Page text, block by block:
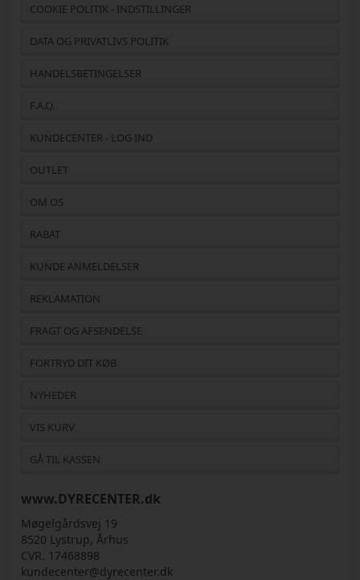
COOKIE POLITIK - INDSTILLINGER
DATA OG PRIVATLIVS POLITIK
HANDELSBETINGELSER
F.A.Q.
KUNDECENTER - LOG IND
OUTLET
OM OS
RABAT
KUNDE ANMELDELSER
REKLAMATION
FRAGT OG AFSENDELSE
FORTRYD DIT KØB
NYHEDER
VIS KURV
GÅ TIL KASSEN
www.DYRECENTER.dk
Møgelgårdsvej 19
8520 Lystrup, Århus
CVR. 17468898
kundecenter@dyrecenter.dk